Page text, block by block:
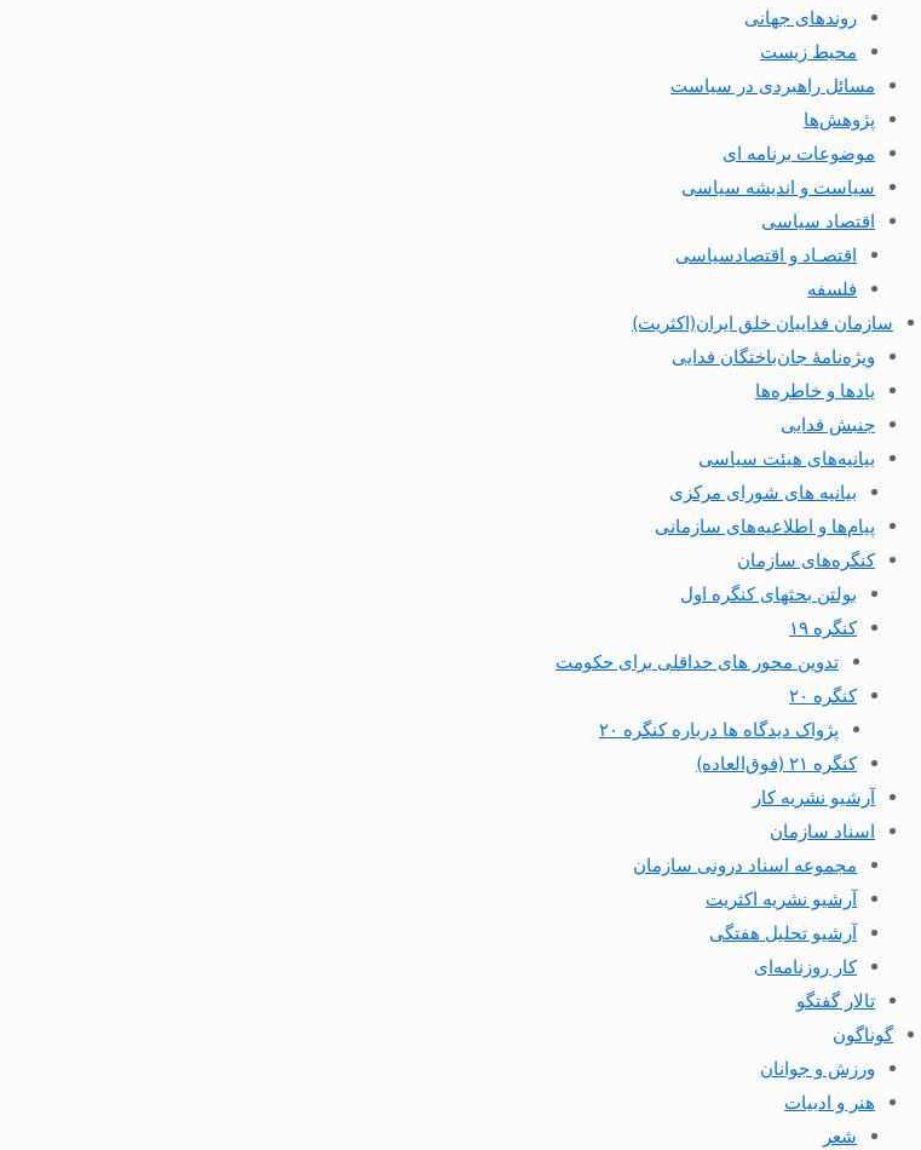
روندهای جهانی
محیط زیست
مسائل راهبردی در سیاست
پژوهش‌ها
موضوعات برنامه ای
سیاست و اندیشه سیاسی
اقتصاد سیاسی
اقتصـاد و اقتصاد‌سیاسی
فلسفه
سازمان فداییان خلق ایران(اکثریت)
ویژه‌نامهٔ جان‌باختگان فدایی
یادها و خاطره‌ها
جنبش فدایی
بیانیه‌های هیئت سیاسی
بیانیه های شورای مرکزی
پیام‌ها و اطلاعیه‌های سازمانی
کنگره‌های سازمان
بولتن بحثهای کنگره اول
کنگره ۱۹
تدوین محور های حداقلی برای حکومت
کنگره ۲۰
پژواک دیدگاه ها درباره کنگره ۲۰
کنگره ۲۱ (فوق‌العاده)
آرشیو نشریه کار
اسناد سازمان
مجموعه اسناد درونی سازمان
آرشیو نشریه اکثریت
آرشیو تحلیل هفتگی
کار روزنامه‌ای
تالار گفتگو
گوناگون
ورزش و جوانان
هنر و ادبیات
شعر